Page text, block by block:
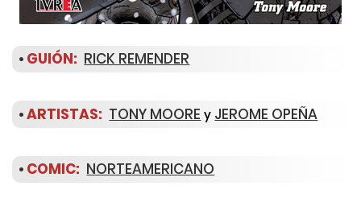
• GUIÓN: RICK REMENDER
•ARTISTAS: TONY MOORE y JEROME OPEÑA
• COMIC: NORTEAMERICANO